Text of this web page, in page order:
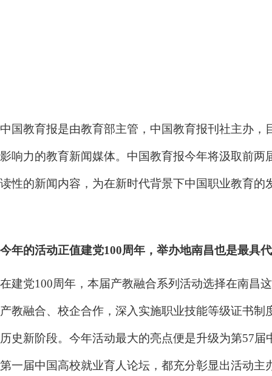
中国教育报是由教育部主管，中国教育报刊社主办
影响力的教育新闻媒体。中国教育报今年将汲取前
读性的新闻内容，为在新时代背景下中国职业教育的
今年的活动正值建党100周年，举办地南昌也是最具
在建党100周年，本届产教融合系列活动选择在南昌
产教融合、校企合作，深入实施职业技能等级证书
历史新阶段。今年活动最大的亮点便是升级为第57
第一届中国高校就业育人论坛，都充分彰显出活动